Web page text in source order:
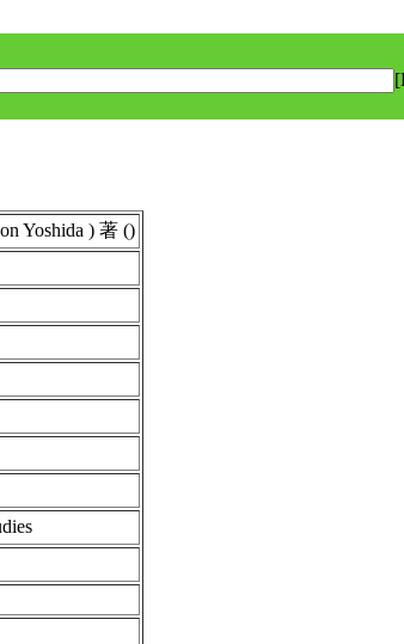
Yoshida ) 著 ()